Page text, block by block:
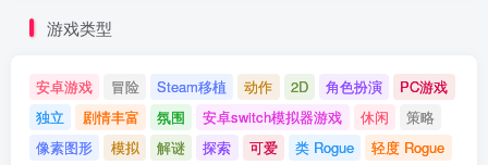
游戏类型
安卓游戏 冒险 Steam移植 动作 2D 角色扮演
PC游戏
独立
剧情丰富 氛围 安卓switch模拟器游戏 休闲
策略
像素图形
模拟 解谜 探索 可爱 类 Rogue 轻度 Rogue